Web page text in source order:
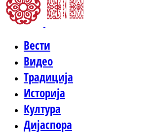
Вести
Видео
Традиција
Историја
Култура
Дијаспора